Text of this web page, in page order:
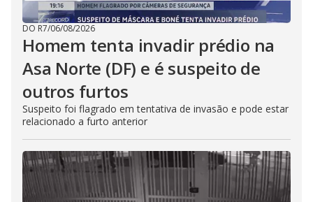
DO R7/06/08/2026
Homem tenta invadir prédio na
Asa Norte (DF) e é suspeito de
outros furtos
Suspeito foi flagrado em tentativa de invasão e pode estar
relacionado a furto anterior